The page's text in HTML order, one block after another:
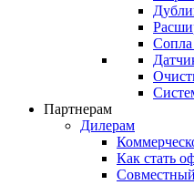
Сопла
Партнерам
Дилерам
Как стать